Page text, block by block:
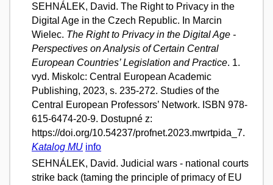
SEHNÁLEK, David. The Right to Privacy in the
Digital Age in the Czech Republic. In Marcin
Wielec. The Right to Privacy in the Digital Age -
Perspectives on Analysis of Certain Central
European Countries’ Legislation and Practice. 1.
vyd. Miskolc: Central European Academic
Publishing, 2023, s. 235-272. Studies of the
Central European Professors’ Network. ISBN 978-
615-6474-20-9. Dostupné z:
https://doi.org/10.54237/profnet.2023.mwrtpida_7.
Katalog MU info
SEHNÁLEK, David. Judicial wars - national courts
strike back (taming the principle of primacy of EU